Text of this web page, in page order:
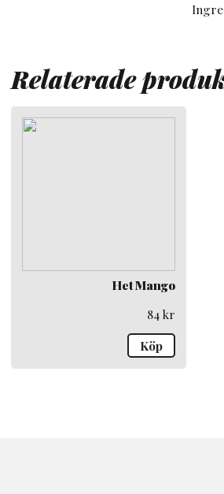
Relaterade
Het Mango
84kr
Köp